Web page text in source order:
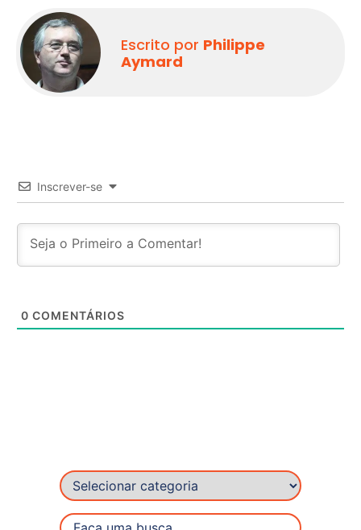
Escrito por Philippe
Aymard
Inscrever-se
0 COMENTÁRIOS